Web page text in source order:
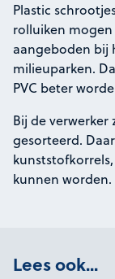
Plastic
rolluiken
aangeboden bij
milieuparken.
PVC beter
Bij de verwerker
gesorteerd.
kunnen worden.
Lees ook...